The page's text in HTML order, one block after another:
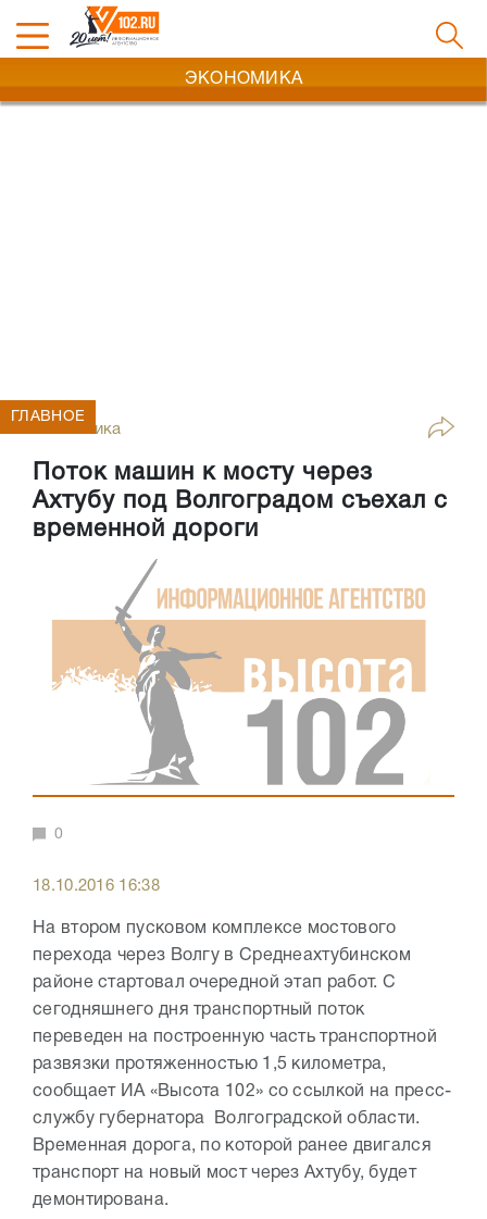
ЭКОНОМИКА
Экономика
Поток машин к мосту через
Ахтубу под Волгоградом съехал с
временной дороги
ГЛАВНОЕ
0
18.10.2016 16:38
На втором пусковом комплексе мостового
перехода через Волгу в Среднеахтубинском
районе стартовал очередной этап работ. С
сегодняшнего дня транспортный поток
переведен на построенную часть транспортной
развязки протяженностью 1,5 километра,
сообщает ИА «Высота 102» со ссылкой на пресс-
службу губернатора Волгоградской области.
Временная дорога, по которой ранее двигался
транспорт на новый мост через Ахтубу, будет
демонтирована.